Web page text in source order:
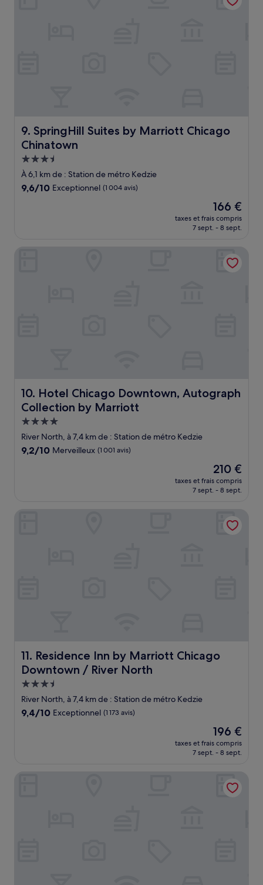
9. SpringHill Suites by Marriott Chicago
Chinatown
SpringHill Suites by Marriott Chicago Chinatown
Hébergement
3.5 étoiles
À 6,1 km de : Station de métro Kedzie
9.6
9,6/10 Exceptionnel (1 004 avis)
Le
nouveau
prix
de
166 €
166 €
taxes et frais compris
7 sept. - 8 sept.
10. Hotel Chicago Downtown, Autograph
Collection by Marriott
Hotel Chicago Downtown, Autograph Collection by
Hébergement
4.0 étoiles
River North, à 7,4 km de : Station de métro Kedzie
9.2
9,2/10 Merveilleux (1 001 avis)
Le
nouveau
prix
de
210 €
210 €
taxes et frais compris
7 sept. - 8 sept.
Hotel Chicago Downtown, Autograph Collection by
11. Residence Inn by Marriott Chicago
Downtown / River North
Residence Inn by Marriott Chicago Downtown / River
Hébergement
3.5 étoiles
River North, à 7,4 km de : Station de métro Kedzie
9.4
9,4/10 Exceptionnel (1 173 avis)
Le
nouveau
prix
de
196 €
196 €
taxes et frais compris
7 sept. - 8 sept.
Residence Inn by Marriott Chicago Downtown / River
Courtyard by Marriott Chicago at Medical District/UIC